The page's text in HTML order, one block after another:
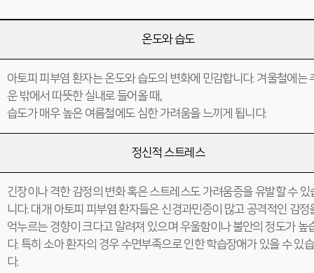
온도와 습도
아토피 피부염 환자는 온도와 습도의 변화에 민감합니다. 겨울철에는
운 밖에서 따뜻한 실내로 들어올 때,
습도가 매우 높은 여름철에도 심한 가려움을 느끼게 됩니다.
정신적 스트레스
긴장이나 격한 감정의 변화 혹은 스트레스도 가려움증을 유발할 수 있
니다. 대개 아토피 피부염 환자들은 신경과민증이 많고 공격적인 감정
억누르는 경향이 크다고 알려져 있으며 우울함이나 불안의 정도가 높
다. 특히 소아 환자의 경우 수면부족으로 인한 학습장애가 있을 수 있
다.